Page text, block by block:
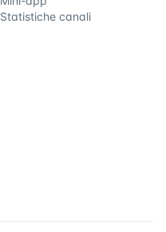
Statistiche canali